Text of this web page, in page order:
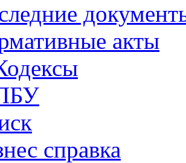
акты
справка